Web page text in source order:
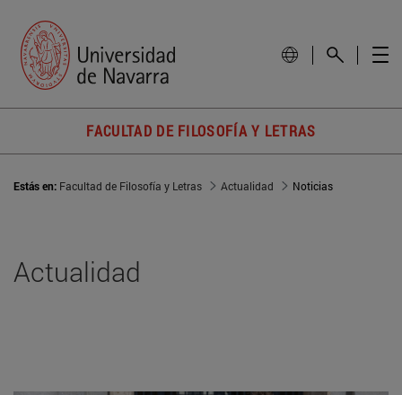
FACULTAD DE FILOSOFÍA Y LETRAS
Estás en: Facultad de Filosofía y Letras Actualidad Noticias
Actualidad